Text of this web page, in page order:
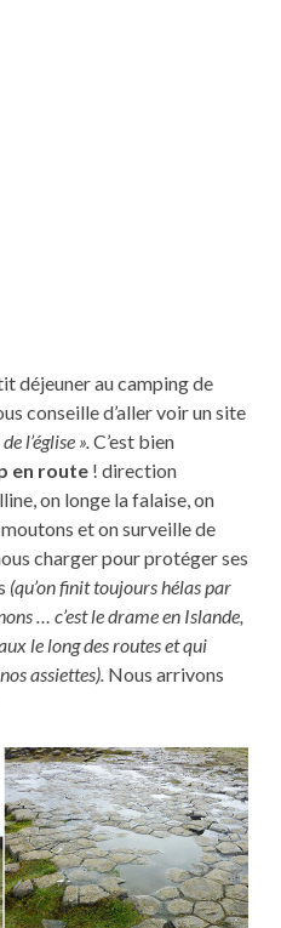
déjeuner au camping de
conseille d’aller voir un site
l’église ».C’est bien
en route! direction
on longe la falaise, on
et on surveille de
charger pour protéger ses
(qu’on finit toujours hélas par
… c’est le drame en Islande,
le long des routes et qui
assiettes). Nous arrivons